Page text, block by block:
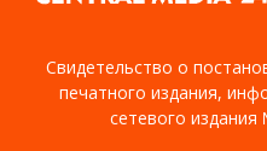
Свидетельство о
печатного издания,
сетевого издания